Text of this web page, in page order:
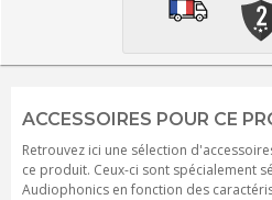
ACCESSOIRES POUR CE
Retrouvez ici une sélection
ce produit. Ceux-ci sont spécialement
Audiophonics en fonction des